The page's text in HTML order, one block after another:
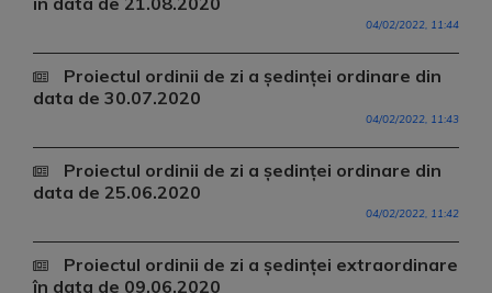
04/02/2022, 11:44
Proiectul ordinii de zi a ședinței ordinare din
data de 30.07.2020
04/02/2022, 11:43
Proiectul ordinii de zi a ședinței ordinare din
data de 25.06.2020
04/02/2022, 11:42
Proiectul ordinii de zi a ședinței extraordinare
în data de 09.06.2020